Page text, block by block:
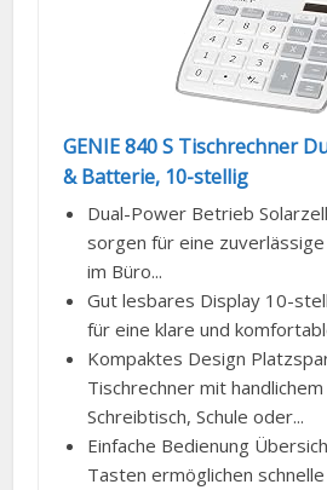
GENIE 840 S Tischrechner
& Batterie, 10-stellig
Dual-Power Betrieb
sorgen für eine
im Büro...
Gut lesbares Display 10-
für eine klare und
Kompaktes Design
Tischrechner mit
Schreibtisch, Schule oder...
Einfache Bedienung
Tasten ermöglichen